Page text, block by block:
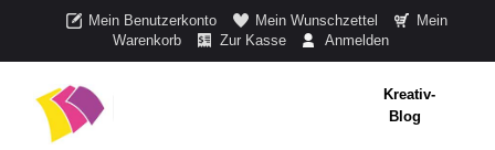
Mein Benutzerkonto Mein Wunschzettel
Mein
Warenkorb
Zur Kasse Anmelden
Kreativ-
Blog